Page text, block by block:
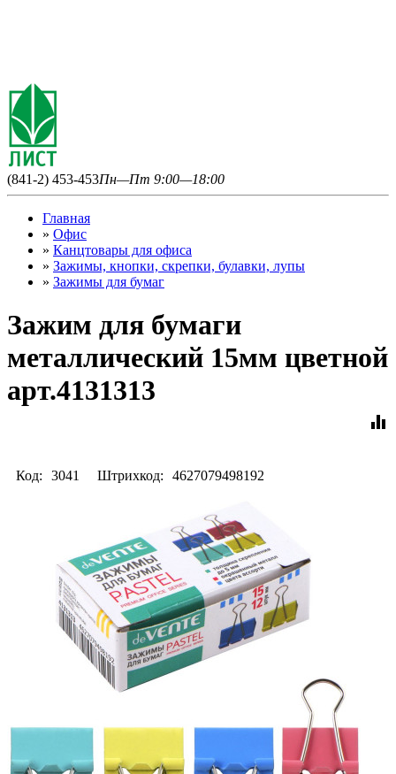
(841-2) 453-453Пн—Пт 9:00—18:00
Главная
» Офис
» Канцтовары для офиса
» Зажимы, кнопки, скрепки, булавки, лупы
» Зажимы для бумаг
Зажим для бумаги
металлический 15мм цветной
арт.4131313
equalizer
Код: 3041 Штрихкод: 4627079498192